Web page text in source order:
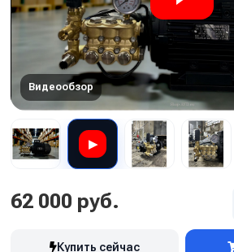
Видеообзор
▶
62 000 руб.
Купить сейчас